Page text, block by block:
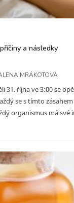
a následky
MRÁKOTOVÁ
31. října ve 3:00 se
se s tímto
organismus má